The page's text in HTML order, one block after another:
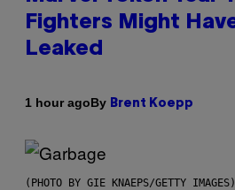
Fighters Might
Leaked
1 hour agoBy Brent Koepp
(PHOTO BY GIE KNAEPS/GETTY IMAGES)